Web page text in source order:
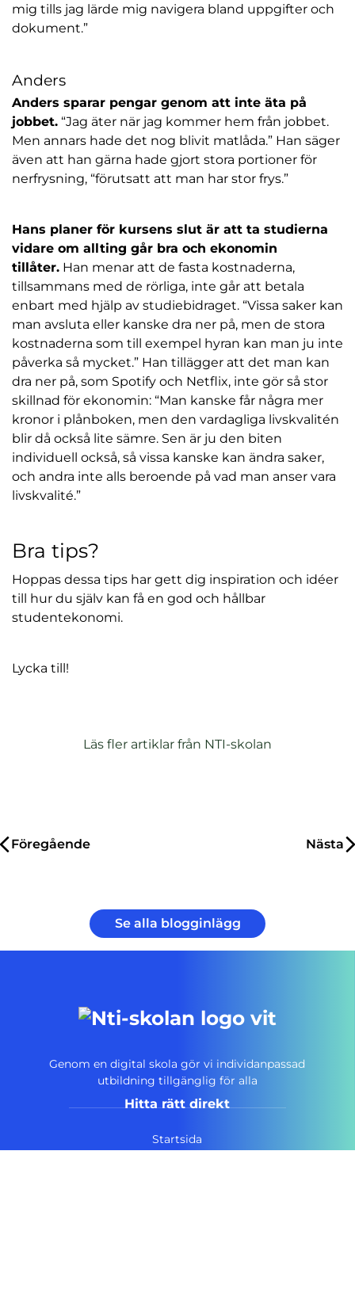
mig tills jag lärde mig navigera bland uppgifter och
dokument.”
Anders
Anders sparar pengar genom att inte äta på
jobbet. “Jag äter när jag kommer hem från jobbet.
Men annars hade det nog blivit matlåda.” Han säger
även att han gärna hade gjort stora portioner för
nerfrysning, “förutsatt att man har stor frys.”
Hans planer för kursens slut är att ta studierna
vidare om allting går bra och ekonomin
tillåter. Han menar att de fasta kostnaderna,
tillsammans med de rörliga, inte går att betala
enbart med hjälp av studiebidraget. “Vissa saker kan
man avsluta eller kanske dra ner på, men de stora
kostnaderna som till exempel hyran kan man ju inte
påverka så mycket.” Han tillägger att det man kan
dra ner på, som Spotify och Netflix, inte gör så stor
skillnad för ekonomin: “Man kanske får några mer
kronor i plånboken, men den vardagliga livskvalitén
blir då också lite sämre. Sen är ju den biten
individuell också, så vissa kanske kan ändra saker,
och andra inte alls beroende på vad man anser vara
livskvalité.”
Bra tips?
Hoppas dessa tips har gett dig inspiration och idéer
till hur du själv kan få en god och hållbar
studentekonomi.
Lycka till!
Läs fler artiklar från NTI-skolan
Föregående
Nästa
Se alla blogginlägg
Genom en digital skola gör vi individanpassad
utbildning tillgänglig för alla
Hitta rätt direkt
Startsida